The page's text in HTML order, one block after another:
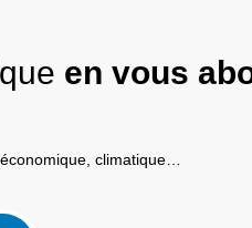
en vous
climatique…